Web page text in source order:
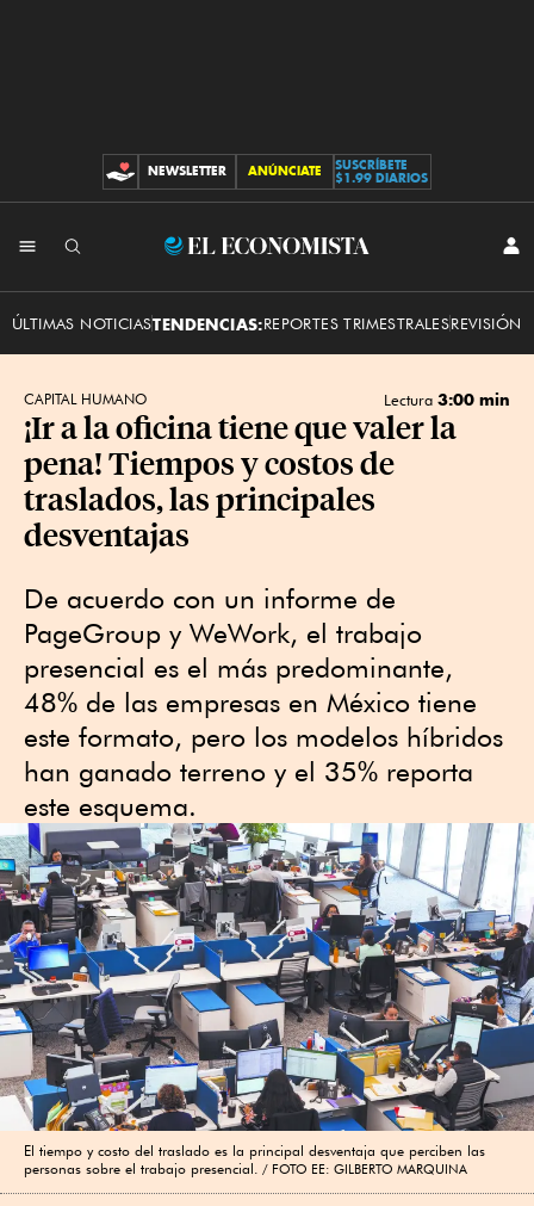
CONTRIBUCIONES
NEWSLETTER ANÚNCIATE
SUSCRÍBETE
$1.99 DIARIOS
El
ÚLTIMAS NOTICIASTENDENCIAS:REPORTES TRIMESTRALESREVISIÓN
CAPITAL HUMANO Lectura 3:00 min
¡Ir a la oficina tiene que valer la
pena! Tiempos y costos de
traslados, las principales
desventajas
De acuerdo con un informe de
PageGroup y WeWork, el trabajo
presencial es el más predominante,
48% de las empresas en México tiene
este formato, pero los modelos híbridos
han ganado terreno y el 35% reporta
este esquema.
El tiempo y costo del traslado es la principal desventaja que perciben las
personas sobre el trabajo presencial.
FOTO EE: GILBERTO MARQUINA